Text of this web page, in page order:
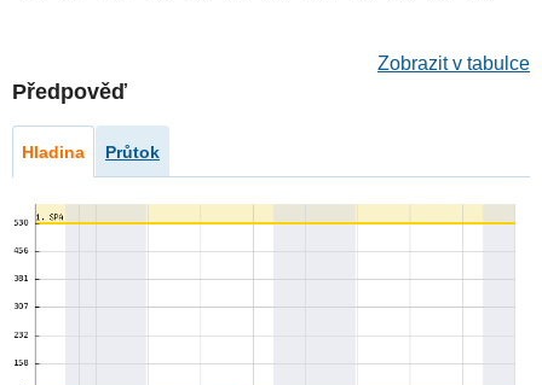
Zobrazit v tabulce
Předpověď
Hladina Průtok